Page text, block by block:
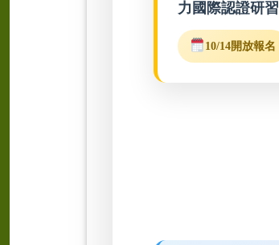
力國際認證研習
10/14開放報名